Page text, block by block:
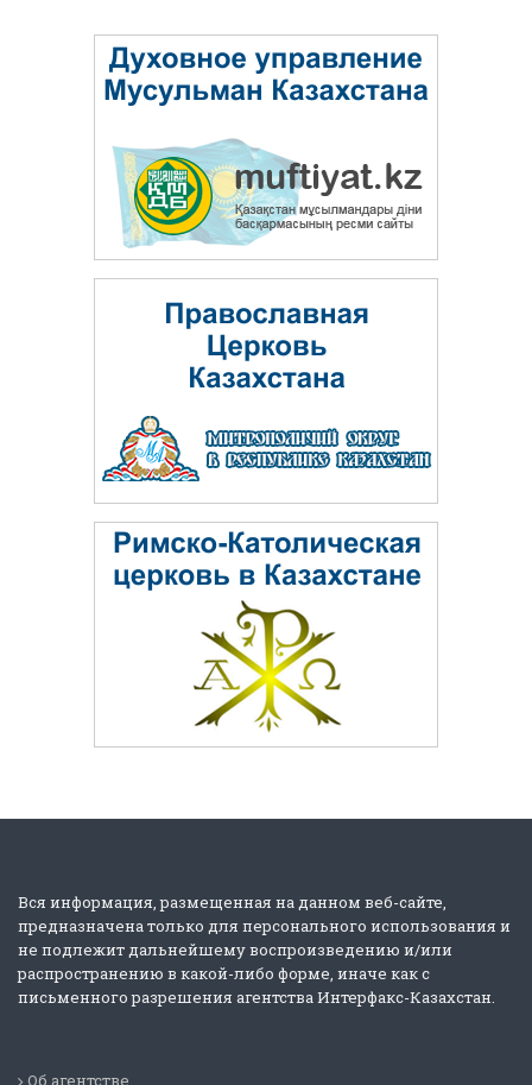
Вся информация, размещенная на данном веб-сайте,
предназначена только для персонального использования и
не подлежит дальнейшему воспроизведению и/или
распространению в какой-либо форме, иначе как с
письменного разрешения агентства Интерфакс-Казахстан.
Об агентстве